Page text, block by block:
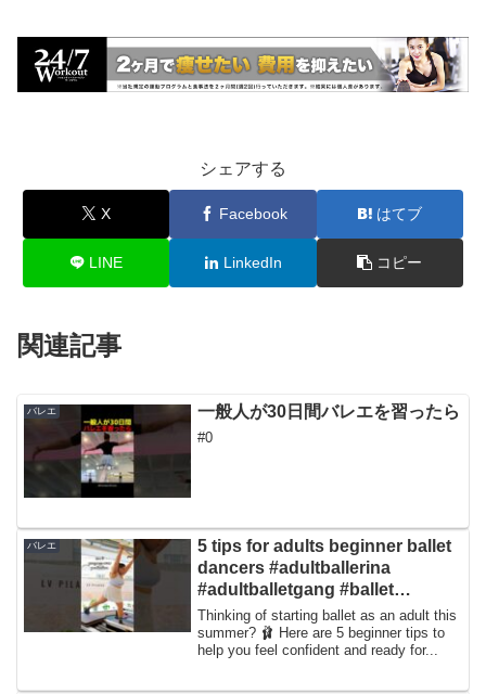
シェアする
X Facebook はてブ
LINE LinkedIn コピー
関連記事
バレエ 一般人が30日間バレエを習ったら
#0
バレエ
5 tips for adults beginner ballet
dancers #adultballerina
#adultballetgang #ballet
#beginnersguide
Thinking of starting ballet as an adult this
summer? 🩰 Here are 5 beginner tips to
help you feel confident and ready for...